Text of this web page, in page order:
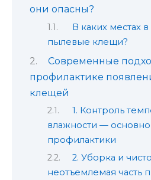
они опасны?
В каких местах
пылевые клещи?
Современные
профилактике
клещей
1. Контроль
влажности —
профилактики
2. Уборка и
неотъемлемая часть